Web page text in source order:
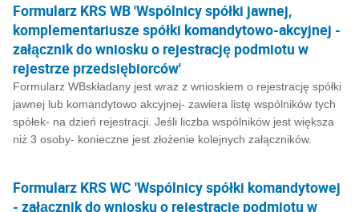
Formularz KRS WB 'Wspólnicy spółki jawnej,
komplementariusze spółki komandytowo-akcyjnej -
załącznik do wniosku o rejestrację podmiotu w
rejestrze przedsiębiorców'
Formularz WBskładany jest wraz z wnioskiem o rejestrację spółki
jawnej lub komandytowo akcyjnej- zawiera listę wspólników tych
spółek- na dzień rejestracji. Jeśli liczba wspólników jest większa
niż 3 osoby- konieczne jest złożenie kolejnych załączników.
Formularz KRS WC 'Wspólnicy spółki komandytowej
- załącznik do wniosku o rejestrację podmiotu w